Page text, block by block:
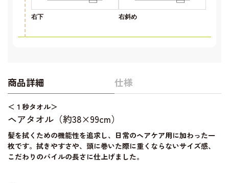
右下 右斜め
商品詳細 仕様
＜１秒タオル＞
ヘアタオル（約38×99cm）
髪を拭くための機能性を追求し、日常のヘアケア用に加わった一
枚です。拭きやすさや、頭に巻いた際に重くならないサイズ感、
こだわりのパイルの長さに仕上げました。